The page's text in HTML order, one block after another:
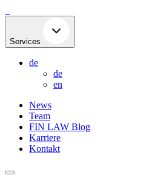
to
Services
de
de
en
News
Team
FIN LAW Blog
Karriere
Kontakt